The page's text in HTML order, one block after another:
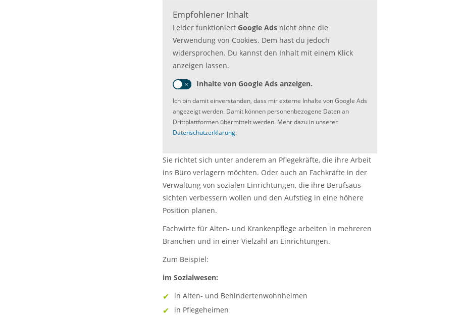
Empfohlener Inhalt
Leider funktioniert Google Ads nicht ohne die
Verwendung von Cookies. Dem hast du jedoch
widersprochen. Du kannst den Inhalt mit einem Klick
anzeigen lassen.
Inhalte von Google Ads anzeigen.
Ich bin damit einverstanden, dass mir externe Inhalte von Google Ads
angezeigt werden. Damit können personenbezogene Daten an
Drittplattformen übermittelt werden. Mehr dazu in unserer
Datenschutzerklärung.
Sie richtet sich unter anderem an Pflege­kräfte, die ihre Arbeit
ins Büro verlagern möchten. Oder auch an Fachkräfte in der
Verwaltung von sozialen Einrichtungen, die ihre Berufsaus­
sichten verbessern wollen und den Aufstieg in eine höhere
Position planen.
Fachwirte für Alten- und Krankenpflege arbeiten in mehreren
Branchen und in einer Vielzahl an Einrichtungen.
Zum Beispiel:
im Sozialwesen:
in Alten- und Behindertenwohnheimen
in Pflegeheimen